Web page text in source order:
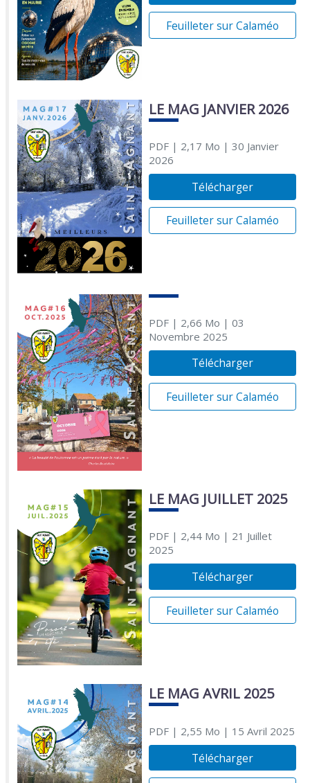
Feuilleter sur Calaméo
LE MAG JANVIER 2026
PDF| 2,17 Mo | 30 Janvier
2026
Télécharger
Feuilleter sur Calaméo
PDF| 2,66 Mo | 03
Novembre 2025
Télécharger
Feuilleter sur Calaméo
LE MAG JUILLET 2025
PDF| 2,44 Mo | 21 Juillet
2025
Télécharger
Feuilleter sur Calaméo
LE MAG AVRIL 2025
PDF| 2,55 Mo | 15 Avril 2025
Télécharger